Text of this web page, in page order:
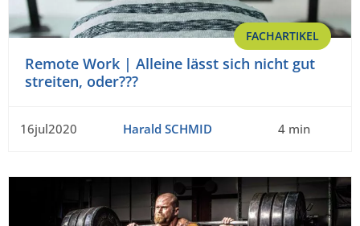
FACHARTIKEL
Remote Work | Alleine lässt sich nicht gut
streiten, oder???
16jul2020 Harald SCHMID 4 min